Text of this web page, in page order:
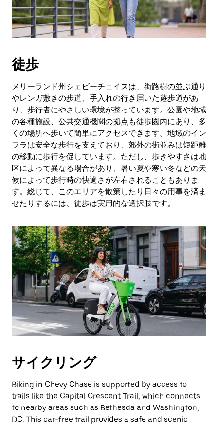
日
付
を
選
し
ま
ESC
ボ
タ
ン
で
カ
レ
ン
ダ
ー
を
閉
じ
す。
徒歩
メリーランド州シェビーチェイスは、街路樹の並ぶ通り
やレンガ敷きの歩道、手入れの行き届いた遊歩道があ
り、歩行者にやさしい環境が整っています。公園や地域
の各種施設、公共交通機関の拠点も徒歩圏内にあり、多
くの場所へ歩いて簡単にアクセスできます。地域のイン
フラは安全な歩行を支えており、郊外の街並みは短距離
の移動に歩行を促しています。ただし、歩きやすさは地
区によって異なる場合があり、暑い夏や寒い冬などの天
候によって歩行時の快適さが左右されることもありま
す。総じて、このエリアを散策したり日々の用事を済ま
せたりするには、徒歩は実用的な選択肢です。
サイクリング
Biking in Chevy Chase is supported by access to
trails like the Capital Crescent Trail, which connects
to nearby areas such as Bethesda and Washington,
DC. This car-free trail provides a safe and scenic